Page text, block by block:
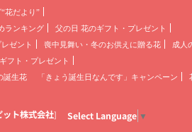
花だより”
ランキング
父の日 花のギフト・プレゼント
ゼント 喪中見舞い・冬のお供えに贈る花
成人
フト・プレゼント
誕生花 「きょう誕生日なんです」キャンペーン
ト株式会社] Select Language ▼